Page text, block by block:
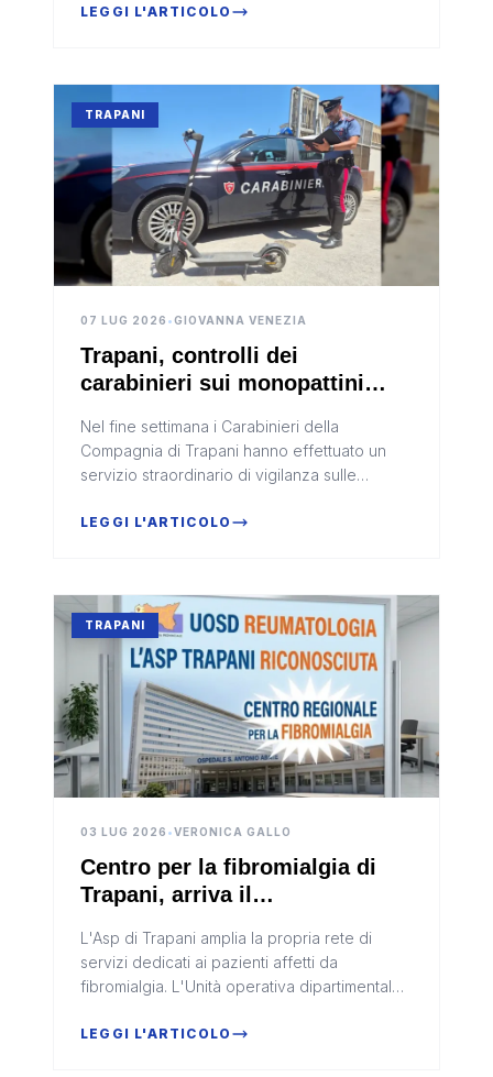
nel territorio trapanese. Il...
LEGGI L'ARTICOLO
TRAPANI
07 LUG 2026 •GIOVANNA VENEZIA
Trapani, controlli dei
carabinieri sui monopattini
weekend
Nel fine settimana i Carabinieri della
Compagnia di Trapani hanno effettuato un
servizio straordinario di vigilanza sulle
attenzione al rispetto delle disp...
LEGGI L'ARTICOLO
TRAPANI
03 LUG 2026 •VERONICA GALLO
Centro per la fibromialgia di
Trapani, arriva il
L'Asp di Trapani amplia la propria rete di
servizi dedicati ai pazienti affetti da
fibromialgia. L'Unità operativa dipartimentale
Abate è stata infatti indiv...
LEGGI L'ARTICOLO